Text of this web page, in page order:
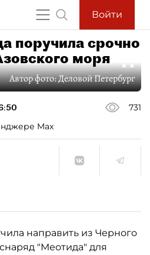
Войти
поручила срочно
моря
Автор фото:Деловой Петербург
731
Max
направить из Черного
"Меотида" для